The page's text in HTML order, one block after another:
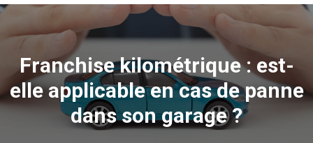
Franchise kilométrique : est-
elle applicable en cas de panne
dans son garage ?